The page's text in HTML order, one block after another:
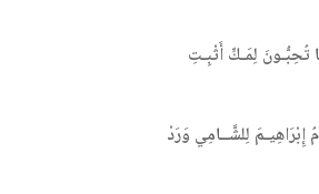
تُحِبُّـونَ لِمَـكٍّ أَثْبِـتِ
إِبْرَاهِيـمَ لِلشَّــامِي وَرَدْ